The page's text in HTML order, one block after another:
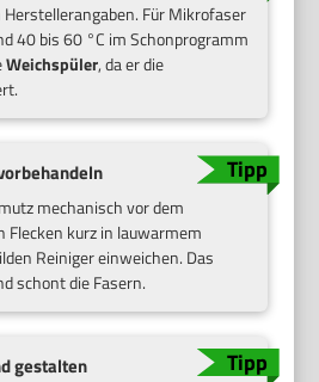
Herstellerangaben. Für Mikrofaser
40 bis 60 °C im Schonprogramm
Weichspüler, da er die
mechanisch vor dem
Flecken kurz in lauwarmem
Reiniger einweichen. Das
schont die Fasern.
gestalten